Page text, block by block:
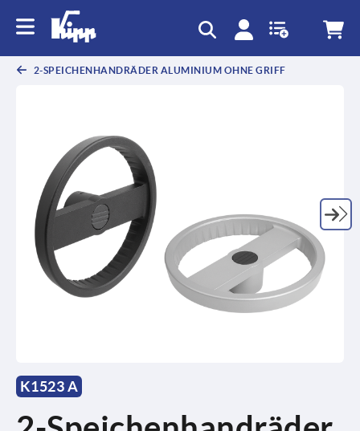
2-SPEICHENHANDRÄDER ALUMINIUM OHNE GRIFF
K1523 A